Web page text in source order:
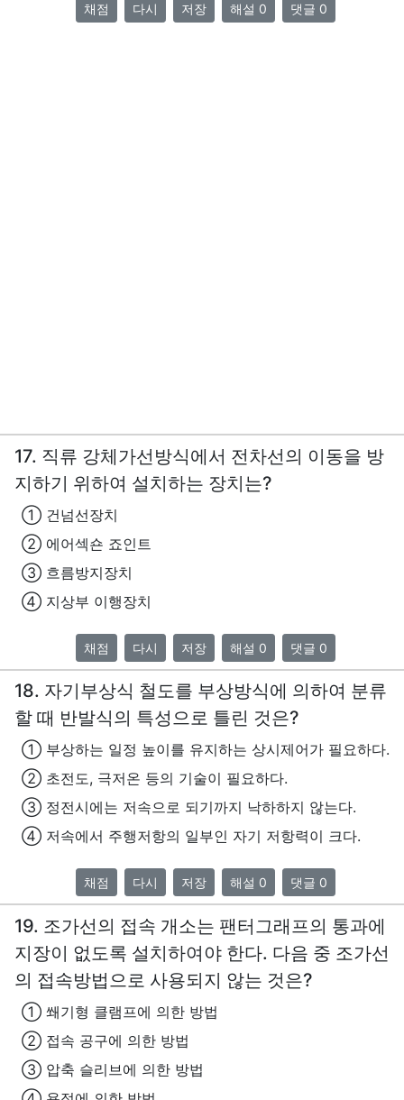
채점 다시 저장 해설 0 댓글 0
17. 직류 강체가선방식에서 전차선의 이동을 방
지하기 위하여 설치하는 장치는?
① 건넘선장치
② 에어섹숀 죠인트
③ 흐름방지장치
④ 지상부 이행장치
채점 다시 저장 해설 0 댓글 0
18. 자기부상식 철도를 부상방식에 의하여 분류
할 때 반발식의 특성으로 틀린 것은?
① 부상하는 일정 높이를 유지하는 상시제어가 필요하다.
② 초전도, 극저온 등의 기술이 필요하다.
③ 정전시에는 저속으로 되기까지 낙하하지 않는다.
④ 저속에서 주행저항의 일부인 자기 저항력이 크다.
채점 다시 저장 해설 0 댓글 0
19. 조가선의 접속 개소는 팬터그래프의 통과에
지장이 없도록 설치하여야 한다. 다음 중 조가선
의 접속방법으로 사용되지 않는 것은?
① 쐐기형 클램프에 의한 방법
② 접속 공구에 의한 방법
③ 압축 슬리브에 의한 방법